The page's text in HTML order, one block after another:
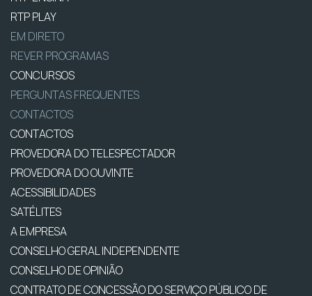
RTP PLAY
EM DIRETO
REVER PROGRAMAS
CONCURSOS
PERGUNTAS FREQUENTES
CONTACTOS
CONTACTOS
PROVEDORA DO TELESPECTADOR
PROVEDORA DO OUVINTE
ACESSIBILIDADES
SATÉLITES
A EMPRESA
CONSELHO GERAL INDEPENDENTE
CONSELHO DE OPINIÃO
CONTRATO DE CONCESSÃO DO SERVIÇO PÚBLICO DE